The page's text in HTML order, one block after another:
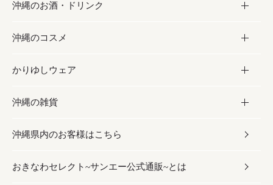
海産物
沖縄料理
沖縄そば／乾麺
レトルト食品
乾物／粉類
砂糖／黒砂糖
塩
お酢／ドレッシング
しょうゆ
みそ
だし／スパイス／島唐辛子
お菓子
黒糖
ちんすこう
伝統菓子
スナック
おつまみ
沖縄のお酒・ドリンク
お酒・ドリンク
泡盛
ビール・チューハイ
ワイン・ウィスキー・カクテル
ドリンク
沖縄のコスメ
コスメ
スキンケア
ボディケア
ヘアケア
かりゆしウェア
かりゆしウェア
メンズ
レディース
沖縄の雑貨
雑貨
沖縄ファッション
沖縄県内のお客様はこちら
おきなわセレクト~サンエー公式通販~とは